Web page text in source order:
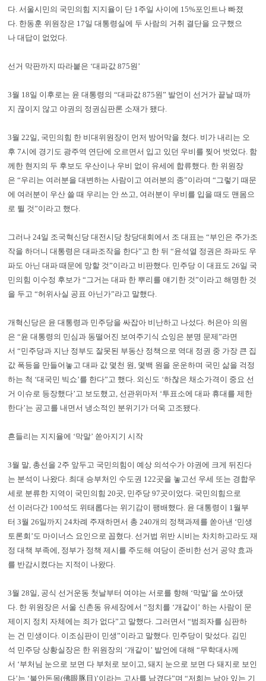
다. 서울시민의 국민의힘 지지율이 단 1주일 사이에 15%포인트나 빠졌
다. 한동훈 위원장은 17일 대통령실에 두 사람의 거취 결단을 요구했으
나 대답이 없었다.
선거 막판까지 따라붙은 ‘대파값 875원’
3월 18일 이후로는 윤 대통령의 “대파값 875원” 발언이 선거가 끝날 때까
지 끊이지 않고 야권의 정권심판론 소재가 됐다.
3월 22일, 국민의힘 한 비대위원장이 먼저 방어막을 쳤다. 비가 내리는 오
후 7시에 경기도 광주역 연단에 오르면서 입고 있던 우비를 찢어 벗었다. 함
께한 현지의 두 후보도 우산이나 우비 없이 유세에 합류했다. 한 위원장
은 “우리는 여러분을 대변하는 사람이고 여러분의 종”이라며 “그렇기 때문
에 여러분이 우산 쓸 때 우리는 안 쓰고, 여러분이 우비를 입을 때도 맨몸으
로 뛸 것”이라고 했다.
그러나 24일 조국혁신당 대전시당 창당대회에서 조 대표는 “부인은 주가조
작을 하더니 대통령은 대파조작을 한다”고 한 뒤 “윤석열 정권은 좌파도 우
파도 아닌 대파 때문에 망할 것”이라고 비판했다. 민주당 이 대표도 26일 국
민의힘 이수정 후보가 “그거는 대파 한 뿌리를 얘기한 것”이라고 해명한 것
을 두고 “허위사실 공표 아닌가”라고 말했다.
개혁신당은 윤 대통령과 민주당을 싸잡아 비난하고 나섰다. 허은아 의원
은 “윤 대통령의 민심과 동떨어진 보여주기식 쇼잉은 분명 문제”라면
서 “민주당과 지난 정부도 잘못된 부동산 정책으로 역대 정권 중 가장 큰 집
값 폭등을 만들어놓고 대파 값 몇천 원, 몇백 원을 운운하며 국민 삶을 걱정
하는 척 ‘대국민 빅쇼’를 한다”고 했다. 외신도 ‘하찮은 채소가격이 중요 선
거 이슈로 등장했다’고 보도했고, 선관위마저 ‘투표소에 대파 휴대를 제한
한다’는 공고를 내면서 냉소적인 분위기가 더욱 고조됐다.
흔들리는 지지율에 ‘막말’ 쏟아지기 시작
3월 말, 총선을 2주 앞두고 국민의힘이 예상 의석수가 야권에 크게 뒤진다
는 분석이 나왔다. 최대 승부처인 수도권 122곳을 놓고선 우세 또는 경합우
세로 분류한 지역이 국민의힘 20곳, 민주당 97곳이었다. 국민의힘으로
선 이러다간 100석도 위태롭다는 위기감이 팽배했다. 윤 대통령이 1월부
터 3월 26일까지 24차례 주재하면서 총 240개의 정책과제를 쏟아낸 ‘민생
토론회’도 마이너스 요인으로 꼽혔다. 선거법 위반 시비는 차치하고라도 재
정 대책 부족에, 정부가 정책 제시를 주도해 여당이 준비한 선거 공약 효과
를 반감시켰다는 지적이 나왔다.
3월 28일, 공식 선거운동 첫날부터 여야는 서로를 향해 ‘막말’을 쏘아댔
다. 한 위원장은 서울 신촌동 유세장에서 “정치를 ‘개같이’ 하는 사람이 문
제이지 정치 자체에는 죄가 없다”고 말했다. 그러면서 “범죄자를 심판하
는 건 민생이다. 이조심판이 민생”이라고 말했다. 민주당이 맞섰다. 김민
석 민주당 상황실장은 한 위원장의 ‘개같이’ 발언에 대해 “무학대사께
서 ‘부처님 눈으로 보면 다 부처로 보이고, 돼지 눈으로 보면 다 돼지로 보인
다’는 ‘불안돈목(佛眼豚目)’이라는 고사를 남겼다”며 “저희는 남아 있는 기